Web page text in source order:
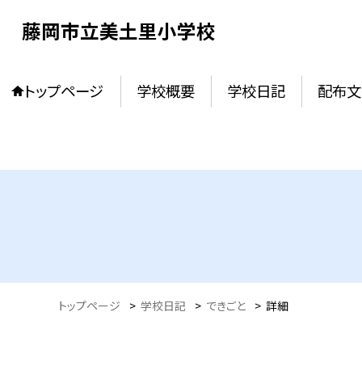
藤岡市立美土里小学校
トップページ 学校概要 学校日記 配布
トップページ > 学校日記 > できごと > 詳細